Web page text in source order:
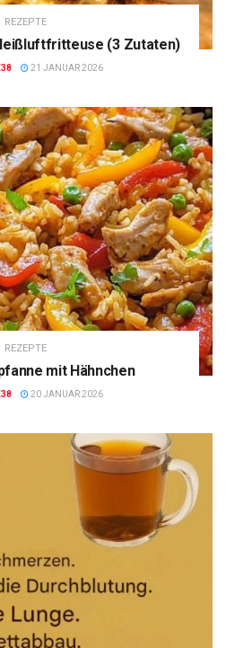
REZEPTE
(3 Zutaten)
21 JANUAR 2026
REZEPTE
mit Hähnchen
20 JANUAR 2026